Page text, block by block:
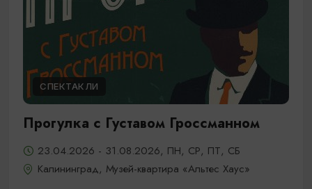
СПЕКТАКЛИ
Прогулка с Густавом Гроссманном
23.04.2026 - 31.08.2026, ПН, СР, ПТ, СБ
Калининград, Музей-квартира «Альтес Хаус»